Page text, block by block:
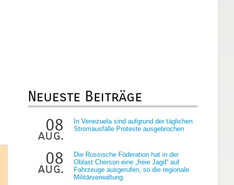
Neueste Beiträge
08
aug.
In Venezuela sind aufgrund der täglichen
Stromausfälle Proteste ausgebrochen
08
aug.
Die Russische Föderation hat in der
Oblast Cherson eine „freie Jagd“ auf
Fahrzeuge ausgerufen, so die regionale
Militärverwaltung